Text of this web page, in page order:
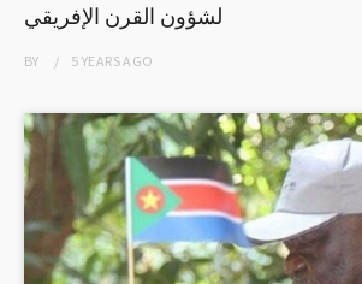
لشؤون القرن الإفريقي
BY 5 YEARSAGO